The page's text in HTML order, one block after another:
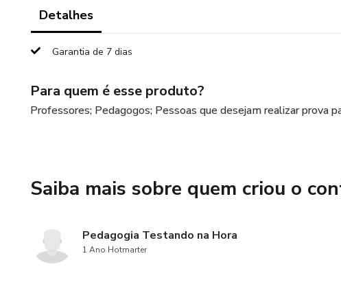
Detalhes
Garantia de 7 dias
Para quem é esse produto?
Professores; Pedagogos; Pessoas que desejam realizar prova
Saiba mais sobre quem criou o
Pedagogia Testando na Hora
1 Ano Hotmarter